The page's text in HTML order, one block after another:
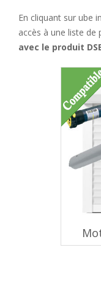
En cliquant sur ube
accès à une liste de
avec le produit